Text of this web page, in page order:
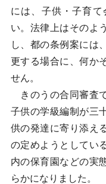
には、子供・子育
い。法律上はそのよ
し、都の条例案には
更する場合に、何か
せん。
きのうの合同審査
子供の学級編制が三
供の発達に寄り添え
の定めようとしてい
内の保育園などの実
らかになりました。